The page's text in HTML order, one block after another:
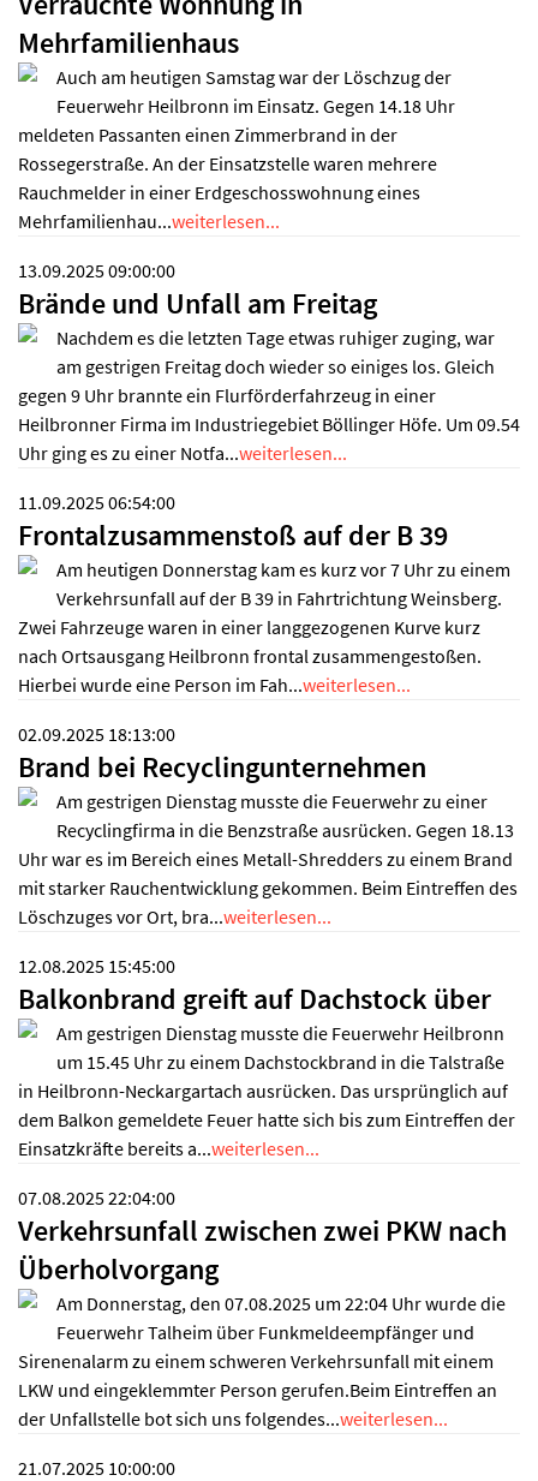
Mehrfamilienhaus
Auch am heutigen Samstag war der Löschzug der
Feuerwehr Heilbronn im Einsatz. Gegen 14.18 Uhr
meldeten Passanten einen Zimmerbrand in der
Rossegerstraße. An der Einsatzstelle waren mehrere
Rauchmelder in einer Erdgeschosswohnung eines
Mehrfamilienhau...weiterlesen...
13.09.2025 09:00:00
Brände und Unfall am Freitag
Nachdem es die letzten Tage etwas ruhiger zuging, war
am gestrigen Freitag doch wieder so einiges los. Gleich
gegen 9 Uhr brannte ein Flurförderfahrzeug in einer
Heilbronner Firma im Industriegebiet Böllinger Höfe. Um 09.54
Uhr ging es zu einer Notfa...weiterlesen...
11.09.2025 06:54:00
Frontalzusammenstoß auf der B 39
Am heutigen Donnerstag kam es kurz vor 7 Uhr zu einem
Verkehrsunfall auf der B 39 in Fahrtrichtung Weinsberg.
Zwei Fahrzeuge waren in einer langgezogenen Kurve kurz
nach Ortsausgang Heilbronn frontal zusammengestoßen.
Hierbei wurde eine Person im Fah...weiterlesen...
02.09.2025 18:13:00
Brand bei Recyclingunternehmen
Am gestrigen Dienstag musste die Feuerwehr zu einer
Recyclingfirma in die Benzstraße ausrücken. Gegen 18.13
Uhr war es im Bereich eines Metall-Shredders zu einem Brand
mit starker Rauchentwicklung gekommen. Beim Eintreffen des
Löschzuges vor Ort, bra...weiterlesen...
12.08.2025 15:45:00
Balkonbrand greift auf Dachstock über
Am gestrigen Dienstag musste die Feuerwehr Heilbronn
um 15.45 Uhr zu einem Dachstockbrand in die Talstraße
in Heilbronn-Neckargartach ausrücken. Das ursprünglich auf
dem Balkon gemeldete Feuer hatte sich bis zum Eintreffen der
Einsatzkräfte bereits a...weiterlesen...
07.08.2025 22:04:00
Verkehrsunfall zwischen zwei PKW nach
Überholvorgang
Am Donnerstag, den 07.08.2025 um 22:04 Uhr wurde die
Feuerwehr Talheim über Funkmeldeempfänger und
Sirenenalarm zu einem schweren Verkehrsunfall mit einem
LKW und eingeklemmter Person gerufen.Beim Eintreffen an
der Unfallstelle bot sich uns folgendes...weiterlesen...
21.07.2025 10:00:00